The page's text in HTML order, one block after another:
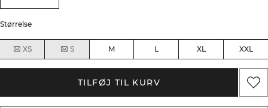
Størrelse
XS S M L XL XXL
TILFØJ TIL KURV